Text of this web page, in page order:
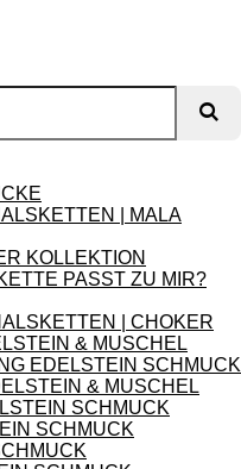
| MALA
KOLLEKTION
PASST ZU MIR?
| CHOKER
& MUSCHEL
EDELSTEIN SCHMUCK
& MUSCHEL
SCHMUCK
SCHMUCK